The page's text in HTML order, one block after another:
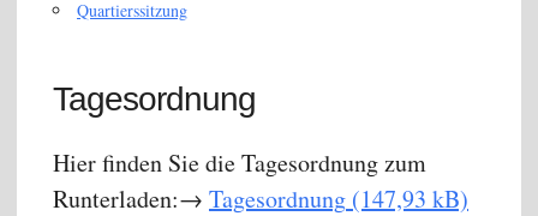
Quartierssitzung
Tagesordnung
Hier finden Sie die Tagesordnung zum
Runterladen:→ Tagesordnung